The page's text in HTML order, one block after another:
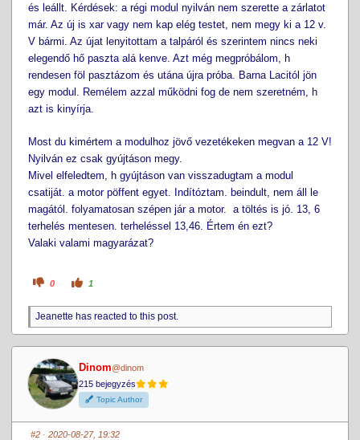
és leállt. Kérdések: a régi modul nyilván nem szerette a zárlatot
már. Az új is xar vagy nem kap elég testet, nem megy ki a 12 v.
V bármi. Az újat lenyitottam a talpáról és szerintem nincs neki
elegendő hő paszta alá kenve. Azt még megpróbálom, h
rendesen föl pasztázom és utána újra próba. Barna Lacitól jön
egy modul. Remélem azzal működni fog de nem szeretném, h
azt is kinyírja.
Most du kimértem a modulhoz jövő vezetékeken megvan a 12 V!
Nyilván ez csak gyújtáson megy.
Mivel elfeledtem, h gyújtáson van visszadugtam a modul
csatiját. a motor pöffent egyet. Indítóztam. beindult, nem áll le
magától. folyamatosan szépen jár a motor. a töltés is jó. 13, 6
terhelés mentesen. terheléssel 13,46. Értem én ezt?
Valaki valami magyarázat?
C
c
k
o
h
u
m
b
s
d
w
n
0
C
c
k
o
u
b
u
.
1
Jeanette has reacted to this post.
Dinom@dinom
215 bejegyzés
Topic Author
#2 · 2020-08-27, 19:32